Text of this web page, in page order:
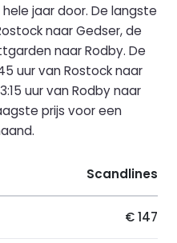
jaar door. De langste
naar Gedser, de
naar Rodby. De
uur van Rostock naar
uur van Rodby naar
prijs voor een
Scandlines
€ 147